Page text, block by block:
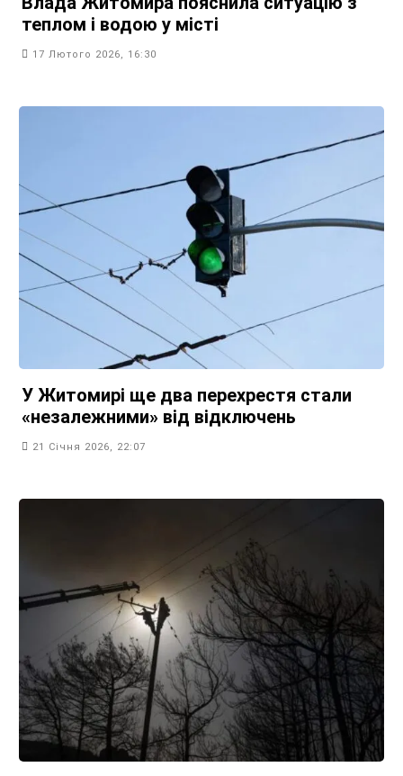
теплом і водою у місті
17 Лютого 2026, 16:30
У Житомирі ще два перехрестя стали
«незалежними» від відключень
21 Січня 2026, 22:07